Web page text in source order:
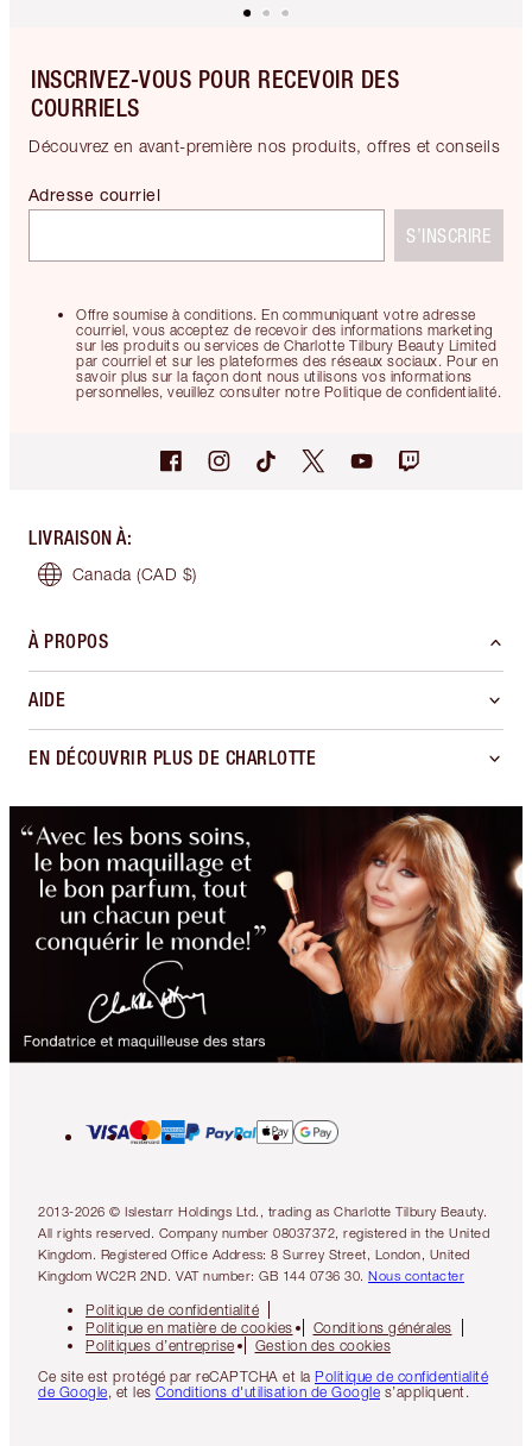
INSCRIVEZ-VOUS POUR RECEVOIR DES
COURRIELS
Découvrez en avant-première nos produits, offres et conseils
Offre soumise à conditions. En communiquant votre adresse
courriel, vous acceptez de recevoir des informations marketing
sur les produits ou services de Charlotte Tilbury Beauty Limited
par courriel et sur les plateformes des réseaux sociaux. Pour en
savoir plus sur la façon dont nous utilisons vos informations
personnelles, veuillez consulter notre Politique de confidentialité.
Adresse courriel
S’INSCRIRE
LIVRAISON À:
Canada (CAD $)
À PROPOS
AIDE
EN DÉCOUVRIR PLUS DE CHARLOTTE
2013-2026 © Islestarr Holdings Ltd., trading as Charlotte Tilbury Beauty.
All rights reserved. Company number 08037372, registered in the United
Kingdom. Registered Office Address: 8 Surrey Street, London, United
Kingdom WC2R 2ND. VAT number: GB 144 0736 30. Nous contacter
Politique de confidentialité
Politique en matière de cookies
Conditions générales
Politiques d’entreprise
Gestion des cookies
Ce site est protégé par reCAPTCHA et la Politique de confidentialité
de Google, et les Conditions d'utilisation de Google s’appliquent.